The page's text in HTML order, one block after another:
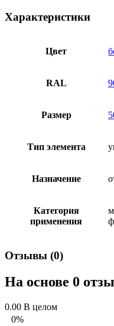
Характеристики
Цвет
RAL
Размер
Тип элемента
Назначение
Категория
применения
Отзывы (0)
На основе 0
0.00 В целом
0%